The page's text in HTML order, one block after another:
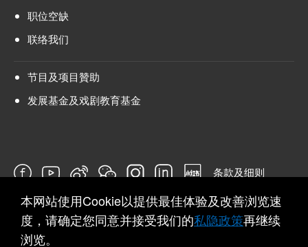
职位空缺
联络我们
节目及项目贊助
发展基金及戏剧教育基金
条款及细则
问卷
本网站使用Cookie以提供最佳体验及改善浏览速
度，请确定您同意并接受我们的私隐政策再继续
浏览。